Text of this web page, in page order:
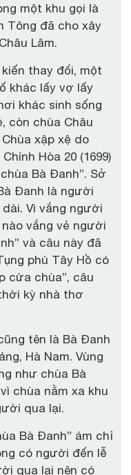
một khu gọi là
Tông đã cho xây
Lâm.
thay đổi, một
khác lấy vợ lấy
khác sinh sống
còn chùa Châu
xập xệ do
Hòa 20 (1699)
Bà Đanh”. Sở
Đanh là người
Vì vắng người
vắng vẻ người
và câu này đã
phú Tây Hồ có
cửa chùa”, câu
kỳ nhà thơ
tên là Bà Đanh
Hà Nam. Vùng
như chùa Bà
chùa nằm xa khu
qua lại.
Bà Đanh” ám chỉ
có người đến lễ
qua lại nên có